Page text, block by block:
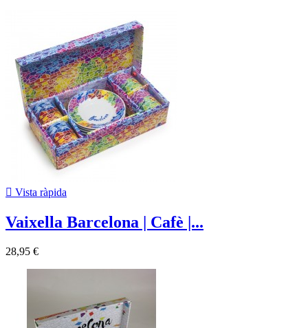
 Vista ràpida
Vaixella Barcelona | Cafè |...
28,95 €